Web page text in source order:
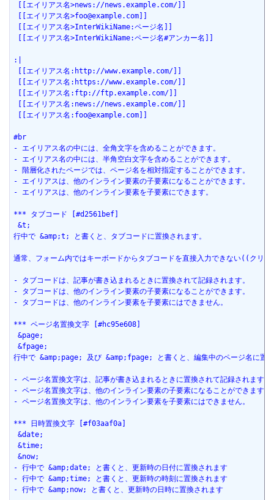
[[エイリアス名>news://news.example.com/]]
[[エイリアス名>foo@example.com]]
[[エイリアス名>InterWikiName:ページ名]]
[[エイリアス名>InterWikiName:ページ名#アンカー名]]
:|
[[エイリアス名:http://www.example.com/]]
[[エイリアス名:https://www.example.com/]]
[[エイリアス名:ftp://ftp.example.com/]]
[[エイリアス名:news://news.example.com/]]
[[エイリアス名:foo@example.com]]
#br
- エイリアス名の中には、全角文字を含めることができます。
- エイリアス名の中には、半角空白文字を含めることができます。
- 階層化されたページでは、ページ名を相対指定することができます。
- エイリアスは、他のインライン要素の子要素になることができます。
- エイリアスは、他のインライン要素を子要素にできます。
*** タブコード [#d2561bef]
&t;
行中で &amp;t; と書くと、タブコードに置換されます。
通常、フォーム内ではキーボードからタブコードを直接入力できない((クリ
- タブコードは、記事が書き込まれるときに置換されて記録されます。
- タブコードは、他のインライン要素の子要素になることができます。
- タブコードは、他のインライン要素を子要素にはできません。
*** ページ名置換文字 [#hc95e608]
&page;
&fpage;
行中で &amp;page; 及び &amp;fpage; と書くと、編集中のページ名に置
- ページ名置換文字は、記事が書き込まれるときに置換されて記録されます。
- ページ名置換文字は、他のインライン要素の子要素になることができます。
- ページ名置換文字は、他のインライン要素を子要素にはできません。
*** 日時置換文字 [#f03aaf0a]
&date;
&time;
&now;
- 行中で &amp;date; と書くと、更新時の日付に置換されます
- 行中で &amp;time; と書くと、更新時の時刻に置換されます
- 行中で &amp;now; と書くと、更新時の日時に置換されます